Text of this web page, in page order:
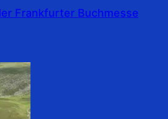
Frankfurter Buchmesse